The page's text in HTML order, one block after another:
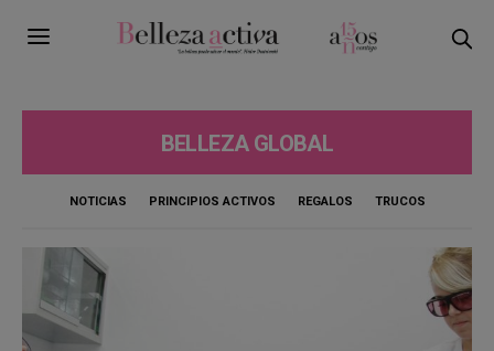
BELLEZA GLOBAL
NOTICIAS PRINCIPIOS ACTIVOS REGALOS TRUCOS